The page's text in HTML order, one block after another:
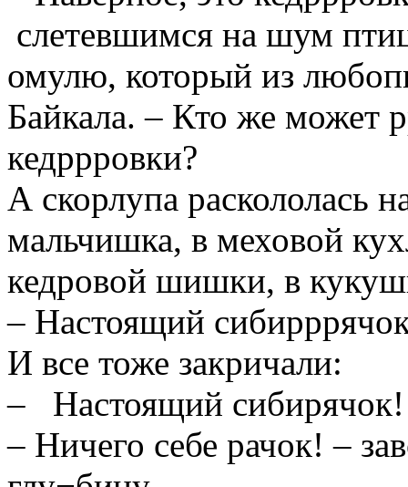
слетевшимся на шум
омулю, который из
Байкала. – Кто же может
кедррровки?
А скорлупа раскололась
мальчишка, в меховой
кедровой шишки, в
– Настоящий
И все тоже закричали:
– Настоящий сибирячок!
– Ничего себе рачок! –